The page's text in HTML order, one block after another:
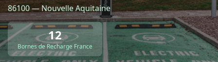
86100 — Nouvelle Aquitaine
12
Bornes de Recharge France